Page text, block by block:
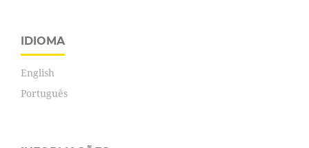
IDIOMA
English
Português